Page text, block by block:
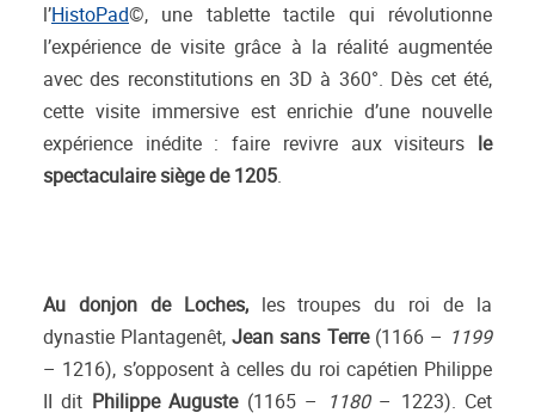
l’HistoPad©, une tablette tactile qui révolutionne
l’expérience de visite grâce à la réalité augmentée
avec des reconstitutions en 3D à 360°. Dès cet été,
cette visite immersive est enrichie d’une nouvelle
expérience inédite : faire revivre aux visiteurs le
spectaculaire siège de 1205.
Au donjon de Loches,les troupes du roi de la
dynastie Plantagenêt,Jean sans Terre(1166 – 1199
– 1216), s’opposent à celles du roi capétien Philippe
II dit Philippe Auguste(1165 – 1180– 1223). Cet